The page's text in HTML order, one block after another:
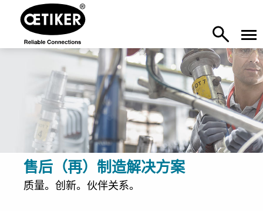
售后（再）制造解决方案
质量。创新。伙伴关系。